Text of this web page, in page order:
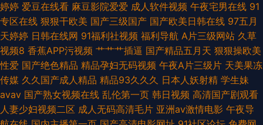
在线资源网 日本大片不卡 九九国产 福利姬午夜桃色 亚洲三区视频 日韩欧美
亚洲成人 久久人人aV 豆花视频导航 91超碰最新 青草性视频 51国产自拍视频
97专区视频 日本一卡二卡伊人久久 丝袜91网站 成人AV久久久大香蕉 午夜影
视播放器 国产三级网站 九一叉叉叉 大香蕉伊人AV网 操操操撸撸 香港三级影
婷婷 爱豆在线看 麻豆影院爱爱 成人软件视频 午夜宅男在线 91
专区在线 狠狠干欧美 国产三级国产 国产欧美日韩在线 97五月
天婷婷 日韩在线网 91福利社视频 福利导航 A片三级网站 久草
视频8 香蕉APP污视频 艹艹艹插逼 国产精品五月天 狠狠操欧美
性爱 国产绝色精品 精品孕妇无码视频 午夜A片三级片 天美果冻
传媒 久久国产成人精品 精品93久久久 日本人妖射精 学生妹
avav 国产熟女视频在线 乱伦第一页 韩日视频 高清国产剧观看
人妻少妇视频二区 成人无码高清毛片 亚洲av激情电影 午夜导